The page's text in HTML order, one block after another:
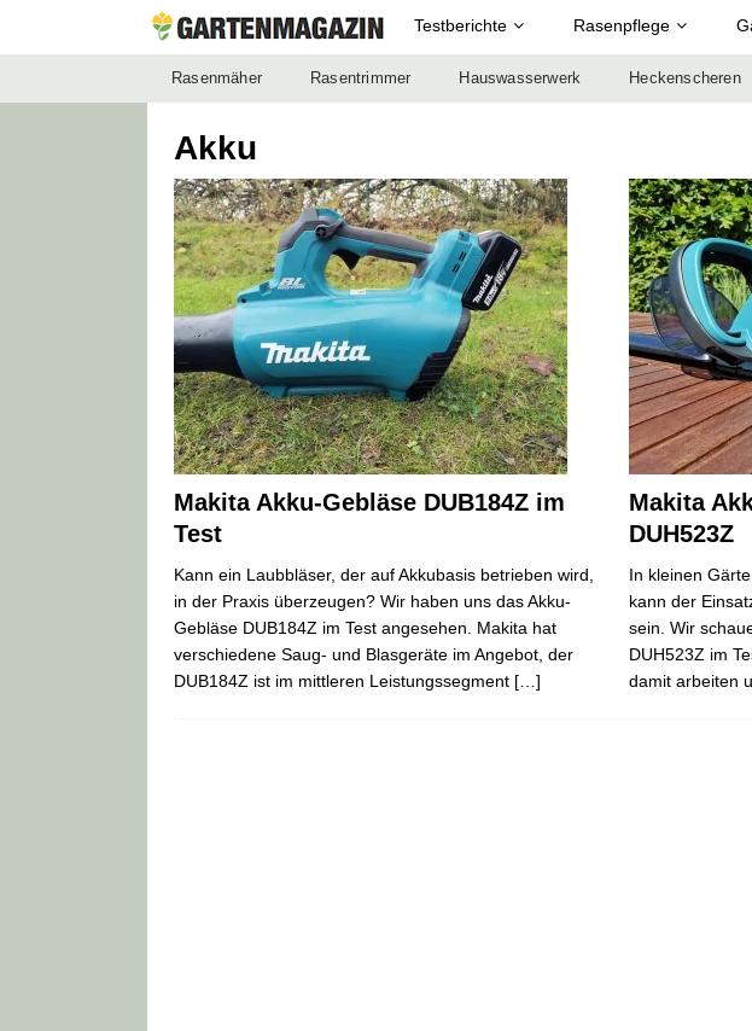
Testberichte Rasenpflege
Rasenmäher Rasentrimmer Hauswasserwerk Heckenscheren
Akku
Makita Akku-Gebläse DUB184Z im
Test
Kann ein Laubbläser, der auf Akkubasis betrieben wird,
in der Praxis überzeugen? Wir haben uns das Akku-
Gebläse DUB184Z im Test angesehen. Makita hat
verschiedene Saug- und Blasgeräte im Angebot, der
DUB184Z ist im mittleren Leistungssegment […]
Makita
DUH523Z
In kleinen
kann der
sein. Wir
DUH523Z im
damit arbeiten